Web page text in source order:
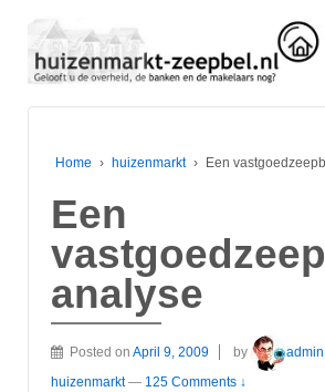
Home › huizenmarkt › Een
Een
analyse
Posted on April 9, 2009 by admin
huizenmarkt — 125 Comments ↓